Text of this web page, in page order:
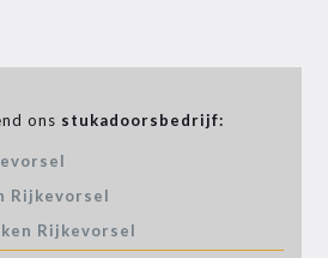
ons stukadoorsbedrijf:
Rijkevorsel
Rijkevorsel